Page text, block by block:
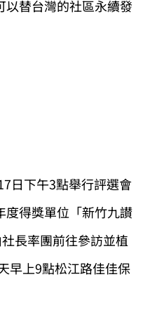
替台灣的社區永續發
日下午3點舉行評選會
度得獎單位「新竹九讃
長率團前往參訪並植
早上9點松江路佳佳保